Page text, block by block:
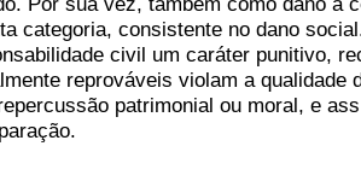
categoria, consistente no dano
civil um caráter punitivo,
reprováveis violam a qualidade
patrimonial ou moral, e